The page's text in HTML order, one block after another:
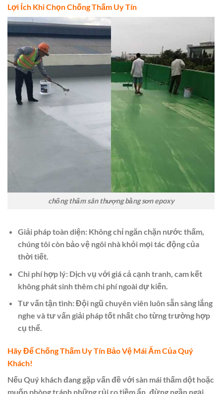
Lợi Ích Khi Chọn Chống Thấm Uy Tín
chống thấm sân thượng bằng sơn epoxy
Giải pháp toàn diện:Không chỉ ngăn chặn nước thấm,
chúng tôi còn bảo vệ ngôi nhà khỏi mọi tác động của
thời tiết.
Chi phí hợp lý:Dịch vụ với giá cả cạnh tranh, cam kết
không phát sinh thêm chi phí ngoài dự kiến.
Tư vấn tận tình:Đội ngũ chuyên viên luôn sẵn sàng lắng
nghe và tư vấn giải pháp tốt nhất cho từng trường hợp
cụ thể.
Hãy Để Chống Thấm Uy Tín Bảo Vệ Mái Ấm Của Quý
Khách!
Nếu Quý khách đang gặp vấn đề với sàn mái thấm dột hoặc
muốn phòng tránh những rủi ro tiềm ẩn, đừng ngần ngại